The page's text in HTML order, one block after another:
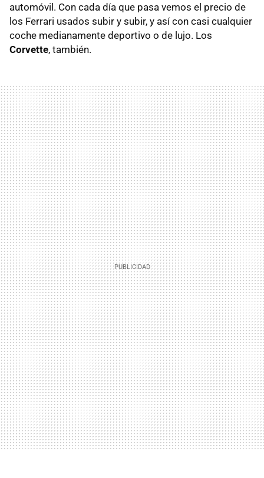
automóvil. Con cada día que pasa vemos el precio de
los Ferrari usados subir y subir, y así con casi cualquier
coche medianamente deportivo o de lujo. Los
Corvette, también.